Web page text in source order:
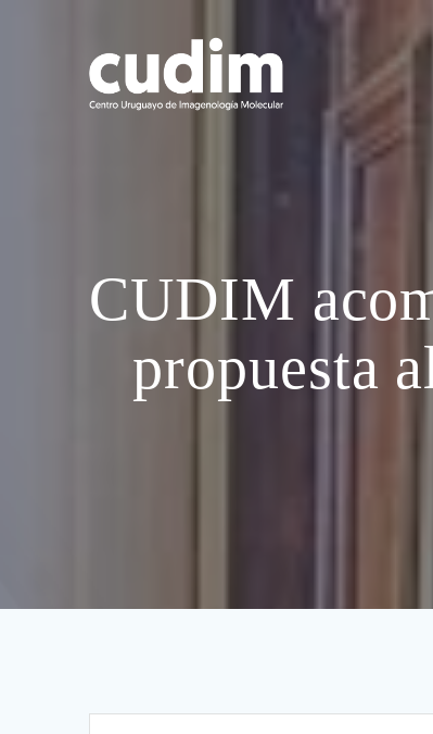
CUDIM
propuesta